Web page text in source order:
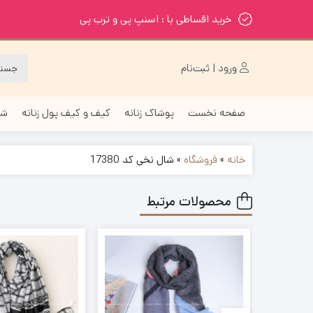
خرید اقساطی با : اسنپ پی و ترب پی
ورود | ثبت‌نام
صفحه نخست پوشاک زنانه کیف و کیف پول زنانه
خانه »فروشگاه »شال نخی کد 17380
محصولات مرتبط